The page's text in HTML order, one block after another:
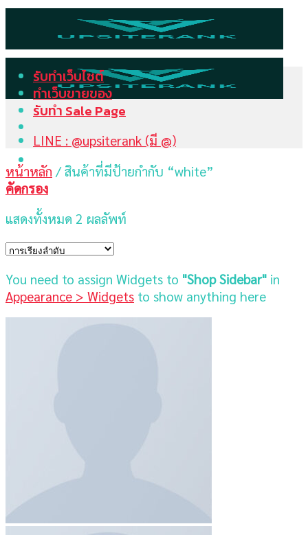
Skip
content
รับทำเว็บไซต์
ทำเว็บขายของ
รับทำ Sale Page
LINE : @upsiterank (มี @)
หน้าหลัก /สินค้าที่มีป้ายกำกับ “white”
คัดกรอง
แสดงทั้งหมด 2 ผลลัพท์
You need to assign Widgets to "Shop Sidebar" in
Appearance > Widgets to show anything here